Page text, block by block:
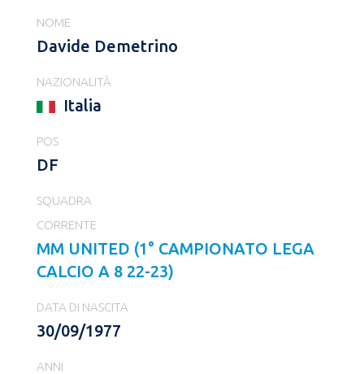
NOME
Davide Demetrino
NAZIONALITÀ
Italia
POS
DF
SQUADRA
CORRENTE
MM UNITED (1° CAMPIONATO LEGA
CALCIO A 8 22-23)
DATA DI NASCITA
30/09/1977
ANNI